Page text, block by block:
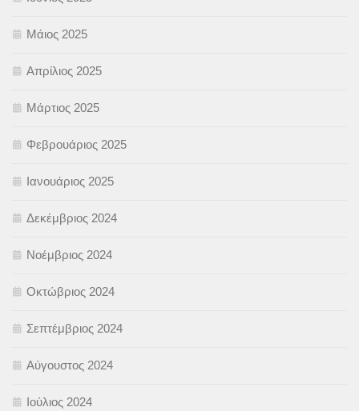
Μάιος 2025
Απρίλιος 2025
Μάρτιος 2025
Φεβρουάριος 2025
Ιανουάριος 2025
Δεκέμβριος 2024
Νοέμβριος 2024
Οκτώβριος 2024
Σεπτέμβριος 2024
Αύγουστος 2024
Ιούλιος 2024